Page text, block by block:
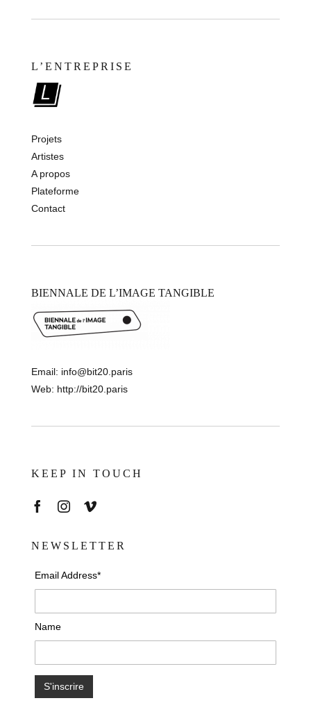
L’ENTREPRISE
Projets
Artistes
A propos
Plateforme
Contact
BIENNALE DE L’IMAGE TANGIBLE
Email: info@bit20.paris
Web: http://bit20.paris
KEEP IN TOUCH
NEWSLETTER
Email Address*
Name